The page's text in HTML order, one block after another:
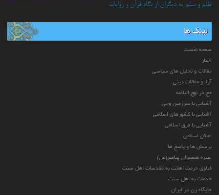
ظلم و ستم به دیگران از نگاه قرآن و روایات
لینک ها
صفحه نخست
اخبار
مقالات و تحلیل های سیاسی
آراء و مقالات دینی
حج در نهج البلاغه
آشنایی با سرزمین وحی
آشنایی با کشورهای اسلامی
آشنایی با فرق اسلامی
اماکن اسلامی
پرسش ها و پاسخ ها
سیره همسران پیامبر(ص)
فتاوی حرمت اهانت به مقدسات اهل سنت
خدمات به اهل سنت
جایگاه زن در ایران